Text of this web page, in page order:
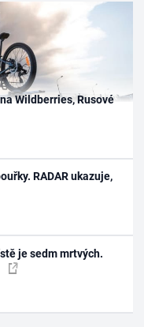
Wildberries, Rusové
RADAR ukazuje,
je sedm mrtvých.